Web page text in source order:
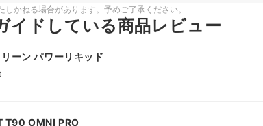
しかねる場合があります。予めご了承ください。
イドしている商品レビュー
ーン パワーリキッド
T90 OMNI PRO